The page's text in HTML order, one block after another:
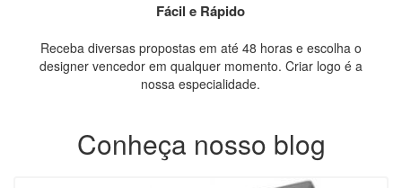
Fácil e Rápido
Receba diversas propostas em até 48 horas e escolha o
designer vencedor em qualquer momento. Criar logo é a
nossa especialidade.
Conheça nosso blog